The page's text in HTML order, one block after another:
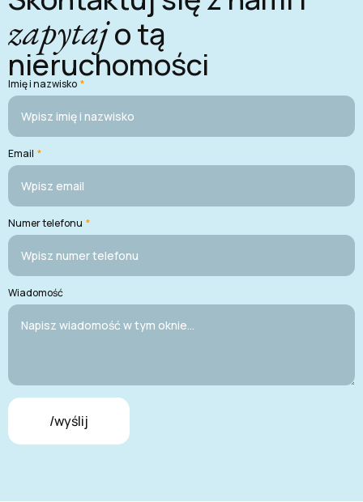
zapytajo tą
nieruchomości
Imię i nazwisko *
Email *
Numer telefonu *
Wiadomość
/wyślij